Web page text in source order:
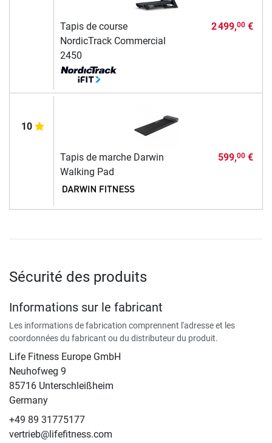
Tapis de course
NordicTrack Commercial
2450
2 499,00€
10
Tapis de marche Darwin
Walking Pad
599,00€
Sécurité des produits
Informations sur le fabricant
Les informations de fabrication comprennent l'adresse et les
coordonnées du fabricant ou du distributeur du produit.
Life Fitness Europe GmbH
Neuhofweg 9
85716 Unterschleißheim
Germany
+49 89 31775177
vertrieb@lifefitness.com